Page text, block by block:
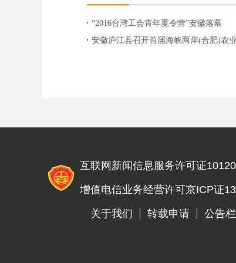
“2016台湾工会青年夏令营”安徽落幕
安徽庐江县召开首届海峡两岸(合肥)农
互联网新闻信息服务许可证
增值电信业务经营许可京ICP证
关于我们 转载申请 公告栏